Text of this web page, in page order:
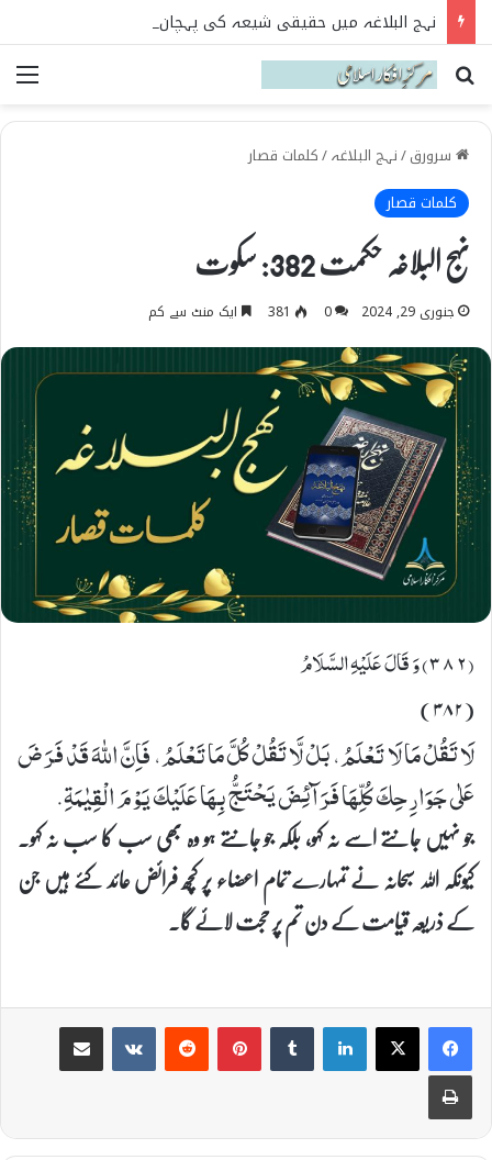
نہج البلاغہ میں حقیقی شیعہ کی پہچان
Search for
سرورق/نہج البلاغہ/کلمات قصار
کلمات قصار
نہج البلاغہ حکمت 382: سکوت
جنوری 29, 2024 0
381 ایک منٹ سے کم
(٣٨٢) وَ قَالَ عَلَیْهِ السَّلَامُ
(۳۸۲)
لَا تَقُلْ مَا لَا تَعْلَمُ، بَلْ لَّا تَقُلْ كُلَّ مَا تَعْلَمُ، فَاِنَّ اللهَ قَدْ فَرَضَ
عَلٰى جَوَارِحِكَ كُلِّهَا فَرَآئِضَ یَحْتَجُّ بِهَا عَلَیْكَ یَوْمَ الْقِیٰمَةِ.
جو نہیں جانتے اسے نہ کہو، بلکہ جو جانتے ہو وہ بھی سب کا سب نہ کہو۔
کیونکہ اللہ سبحانہ نے تمہارے تمام اعضاء پر کچھ فرائض عائد کئے ہیں جن
کے ذریعہ قیامت کے دن تم پر حجت لائے گا۔